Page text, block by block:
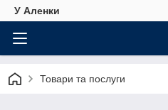
У Аленки
Товари та послуги